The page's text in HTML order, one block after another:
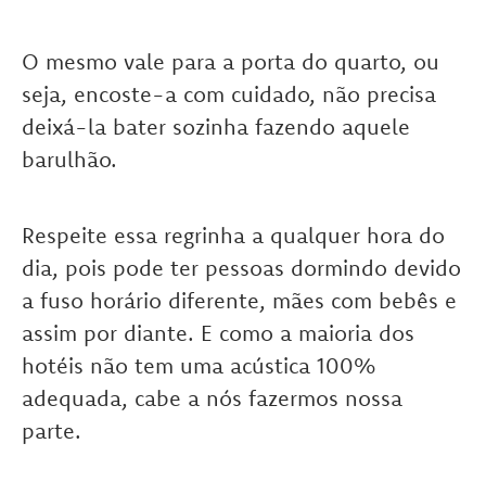
O mesmo vale para a porta do quarto, ou
seja, encoste-a com cuidado, não precisa
deixá-la bater sozinha fazendo aquele
barulhão.
Respeite essa regrinha a qualquer hora do
dia, pois pode ter pessoas dormindo devido
a fuso horário diferente, mães com bebês e
assim por diante. E como a maioria dos
hotéis não tem uma acústica 100%
adequada, cabe a nós fazermos nossa
parte.